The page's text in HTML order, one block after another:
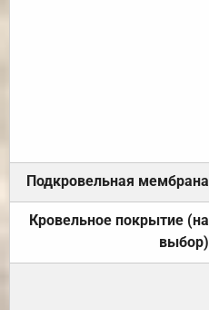
Подкровельная мембрана
Кровельное покрытие (на
выбор)